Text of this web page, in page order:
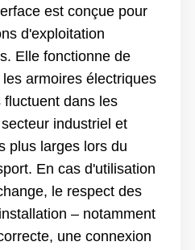
est conçue pour
d'exploitation
Elle fonctionne de
armoires électriques
dans les
industriel et
plus larges lors du
En cas d'utilisation
le respect des
– notamment
une connexion